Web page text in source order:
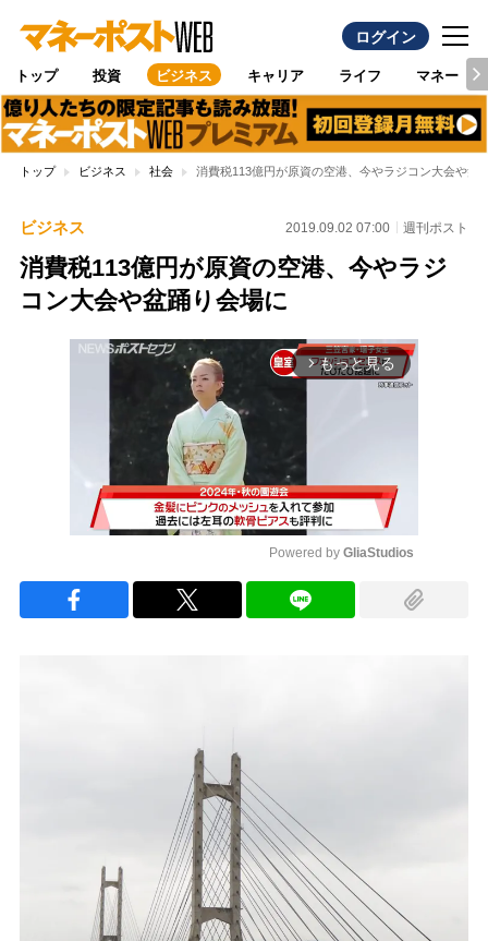
ログイン
トップ 投資 ビジネス キャリア ライフ マネー
トップ ビジネス 社会 消費税113億円が原資の空港、今やラジコン大会や盆
ビジネス 2019.09.02 07:00 週刊ポスト
消費税113億円が原資の空港、今やラジ
コン大会や盆踊り会場に
arrow_forward_ios もっと見る
Powered by GliaStudios